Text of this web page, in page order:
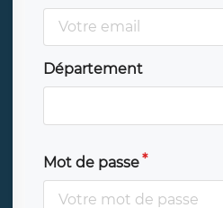
Département
Mot de passe